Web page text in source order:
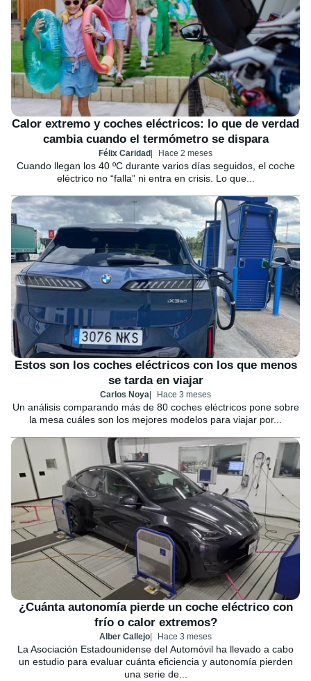
Calor extremo y coches eléctricos: lo que de verdad
cambia cuando el termómetro se dispara
Félix Caridad Hace 2 meses
Cuando llegan los 40 ºC durante varios días seguidos, el coche
eléctrico no “falla” ni entra en crisis. Lo que...
Estos son los coches eléctricos con los que menos
se tarda en viajar
Carlos Noya Hace 3 meses
Un análisis comparando más de 80 coches eléctricos pone sobre
la mesa cuáles son los mejores modelos para viajar por...
¿Cuánta autonomía pierde un coche eléctrico con
frío o calor extremos?
Alber Callejo Hace 3 meses
La Asociación Estadounidense del Automóvil ha llevado a cabo
un estudio para evaluar cuánta eficiencia y autonomía pierden
una serie de...